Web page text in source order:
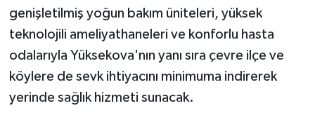
genişletilmiş yoğun bakım üniteleri, yüksek
teknolojili ameliyathaneleri ve konforlu hasta
odalarıyla Yüksekova'nın yanı sıra çevre ilçe ve
köylere de sevk ihtiyacını minimuma indirerek
yerinde sağlık hizmeti sunacak.